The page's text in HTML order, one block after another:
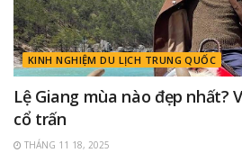
KINH NGHIỆM DU LỊCH TRUNG QUỐC
Lệ Giang mùa nào đẹp nhất?
cổ trấn
THÁNG 11 18, 2025